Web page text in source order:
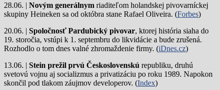
28.06. | Novým generálnym riaditeľom holandskej pivovarníckej
skupiny Heineken sa od októbra stane Rafael Oliveira. (Forbes)
20.06. | Spoločnosť Pardubický pivovar, ktorej história siaha do
19. storočia, vstúpi k 1. septembru do likvidácie a bude zrušená.
Rozhodlo o tom dnes valné zhromaždenie firmy. (iDnes.cz)
13.06. | Stein prežil prvú Československú republiku, druhú
svetovú vojnu aj socializmus a privatizáciu po roku 1989. Napokon
skončil pod tlakom záujmov developerov. (Index)